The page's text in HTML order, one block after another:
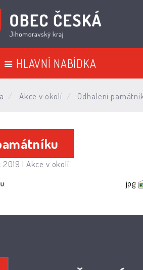
HLAVNÍ NABÍDKA
Akce v okolí Odhalení
| Akce v okolí
jpg